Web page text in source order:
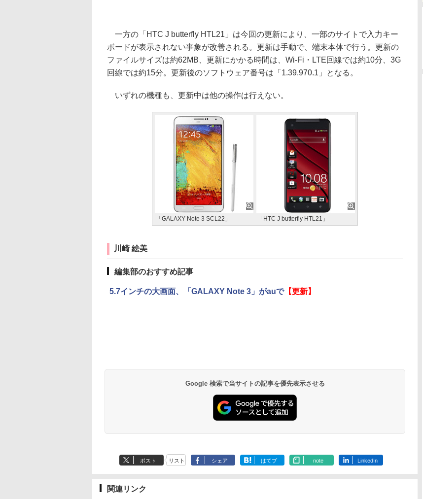
一方の「HTC J butterfly HTL21」は今回の更新により、一部のサイトで入力キー
ボードが表示されない事象が改善される。更新は手動で、端末本体で行う。更新の
ファイルサイズは約62MB、更新にかかる時間は、Wi-Fi・LTE回線では約10分、3G
回線では約15分。更新後のソフトウェア番号は「1.39.970.1」となる。
いずれの機種も、更新中は他の操作は行えない。
「GALAXY Note 3 SCL22」 「HTC J butterfly HTL21」
川崎 絵美
編集部のおすすめ記事
5.7インチの大画面、「GALAXY Note 3」がauで【更新】
Google 検索で当サイトの記事を優先表示させる
ポスト リスト シェア はてブ note LinkedIn
関連リンク